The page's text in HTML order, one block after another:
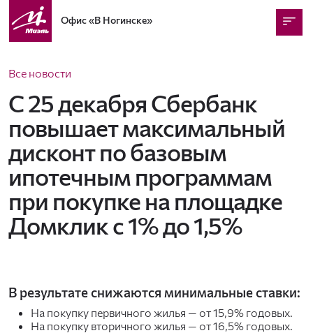
Офис«В Ногинске»
Все новости
С 25 декабря Сбербанк
повышает максимальный
дисконт по базовым
ипотечным программам
при покупке на площадке
Домклик с 1% до 1,5%
В результате снижаются минимальные ставки:
На покупку первичного жилья — от 15,9% годовых.
На покупку вторичного жилья — от 16,5% годовых.